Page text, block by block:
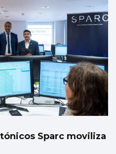
2025 con un
millones
Sparc moviliza